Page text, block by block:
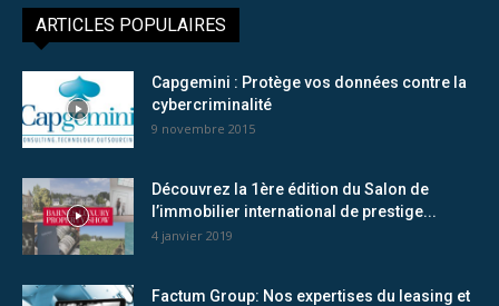
ARTICLES POPULAIRES
Capgemini : Protège vos données contre la
cybercriminalité
9 novembre 2015
Découvrez la 1ère édition du Salon de
l’immobilier international de prestige...
4 janvier 2019
Factum Group: Nos expertises du leasing et